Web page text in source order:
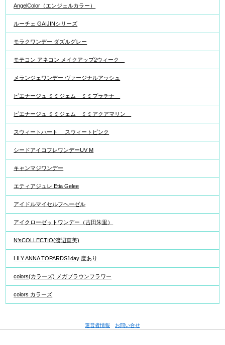
AngelColor（エンジェルカラー）
ルーチェ GAIJINシリーズ
モラクワンデー ダズルグレー
モテコン アネコン メイクアップ2ウィーク
メランジェワンデー ヴァージナルアッシュ
ピエナージュ ミミジェム ミミプラチナ
ピエナージュ ミミジェム ミミアクアマリン
スウィートハート スウィートピンク
シードアイコフレワンデーUV M
キャンマジワンデー
エティアジュレ Etia Gelee
アイドルマイセルフヘーゼル
アイクローゼットワンデー（吉田朱里）
N’sCOLLECTIO(渡辺直美)
LILY ANNA TOPARDS1day 度あり
colors(カラーズ) メガブラウンフラワー
colors カラーズ
運営者情報 お問い合せ